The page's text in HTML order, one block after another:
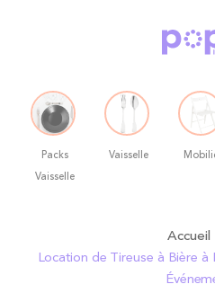
Packs
Vaisselle
Vaisselle
Accueil
Location de Tireuse à Bière à